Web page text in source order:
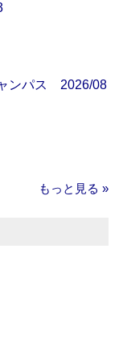
ンパス 2026/08
もっと見る »